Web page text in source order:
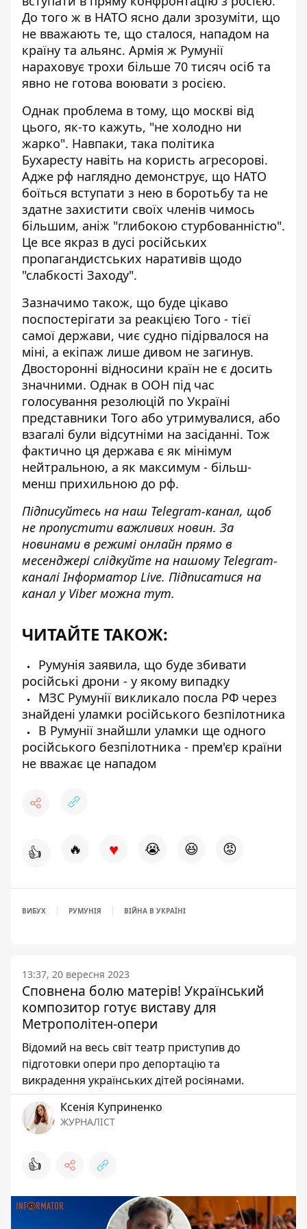
До того ж в НАТО ясно дали зрозуміти, що
не вважають те, що сталося, нападом на
країну та альянс. Армія ж Румунії
нараховує трохи більше 70 тисяч осіб та
явно не готова воювати з росією.
Однак проблема в тому, що москві від
цього, як-то кажуть, "не холодно ни
жарко". Навпаки, така політика
Бухаресту навіть на користь агресорові.
Адже рф наглядно демонструє, що НАТО
боїться вступати з нею в боротьбу та не
здатне захистити своїх членів чимось
більшим, аніж "глибокою стурбованністю".
Це все якраз в дусі російських
пропагандистських наративів щодо
"слабкості Заходу".
Зазначимо також, що буде цікаво
поспостерігати за реакцією Того - тієї
самої держави, чиє судно підірвалося на
міні, а екіпаж лише дивом не загинув.
Двосторонні відносини країн не є досить
значними. Однак в ООН під час
голосування резолюцій по Україні
представники Того або утримувалися, або
взагалі були відсутніми на засіданні. Тож
фактично ця держава є як мінімум
нейтральною, а як максимум - більш-
менш прихильною до рф.
Підписуйтесь на наш Telegram-канал, щоб
не пропустити важливих новин. За
новинами в режимі онлайн прямо в
месенджері слідкуйте на нашому Telegram-
каналіІнформатор Live. Підписатися на
канал у Viber можна тут.
ЧИТАЙТЕ ТАКОЖ:
Румунія заявила, що буде збивати
російські дрони - у якому випадку
МЗС Румунії викликало посла РФ через
знайдені уламки російського безпілотника
В Румунії знайшли уламки ще одного
російського безпілотника - прем'єр країни
не вважає це нападом
👍 🔥 ♥ 😭 😆 😡
ВИБУХ РУМУНІЯ ВІЙНА В УКРАЇНІ
13:37, 20 вересня 2023
Сповнена болю матерів! Український
композитор готує виставу для
Метрополітен-опери
Відомий на весь світ театр приступив до
підготовки опери про депортацію та
викрадення українських дітей росіянами.
Ксенія Куприненко
ЖУРНАЛІСТ
👍